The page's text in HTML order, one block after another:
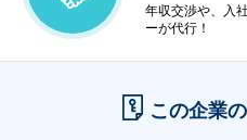
年収交渉や、入
ーが代行！
この企業